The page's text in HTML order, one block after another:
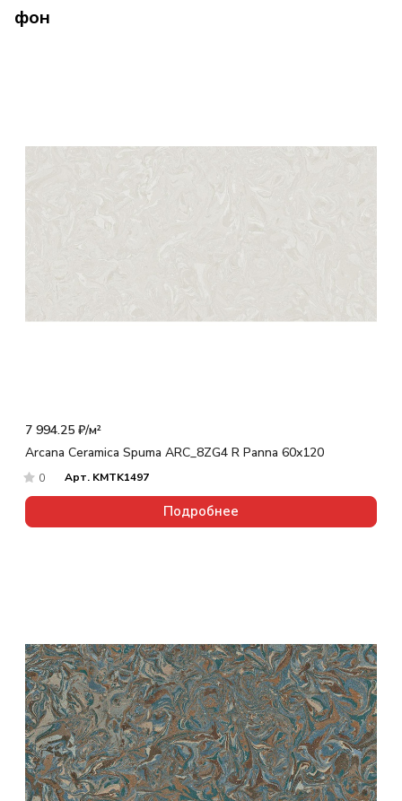
фон
7 994.25 ₽/м²
Arcana Ceramica Spuma ARC_8ZG4 R Panna 60x120
0 Арт. KMTK1497
Подробнее